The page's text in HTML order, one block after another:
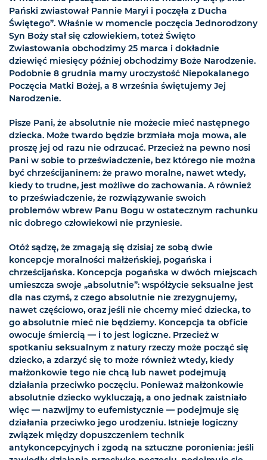
Pański zwiastował Pannie Maryi i poczęła z Ducha
Świętego”. Właśnie w momencie poczęcia Jednorodzony
Syn Boży stał się człowiekiem, toteż Święto
Zwiastowania obchodzimy 25 marca i dokładnie
dziewięć miesięcy później obchodzimy Boże Narodzenie.
Podobnie 8 grudnia mamy uroczystość Niepokalanego
Poczęcia Matki Bożej, a 8 września świętujemy Jej
Narodzenie.
Pisze Pani, że absolutnie nie możecie mieć następnego
dziecka. Może twardo będzie brzmiała moja mowa, ale
proszę jej od razu nie odrzucać. Przecież na pewno nosi
Pani w sobie to przeświadczenie, bez którego nie można
być chrześcijaninem: że prawo moralne, nawet wtedy,
kiedy to trudne, jest możliwe do zachowania. A również
to przeświadczenie, że rozwiązywanie swoich
problemów wbrew Panu Bogu w ostatecznym rachunku
nic dobrego człowiekowi nie przyniesie.
Otóż sądzę, że zmagają się dzisiaj ze sobą dwie
koncepcje moralności małżeńskiej, pogańska i
chrześcijańska. Koncepcja pogańska w dwóch miejscach
umieszcza swoje „absolutnie”: współżycie seksualne jest
dla nas czymś, z czego absolutnie nie zrezygnujemy,
nawet częściowo, oraz jeśli nie chcemy mieć dziecka, to
go absolutnie mieć nie będziemy. Koncepcja ta obficie
owocuje śmiercią — i to jest logiczne. Przecież w
spotkaniu seksualnym z natury rzeczy może począć się
dziecko, a zdarzyć się to może również wtedy, kiedy
małżonkowie tego nie chcą lub nawet podejmują
działania przeciwko poczęciu. Ponieważ małżonkowie
absolutnie dziecko wykluczają, a ono jednak zaistniało
więc — nazwijmy to eufemistycznie — podejmuje się
działania przeciwko jego urodzeniu. Istnieje logiczny
związek między dopuszczeniem technik
antykoncepcyjnych i zgodą na sztuczne poronienia: jeśli